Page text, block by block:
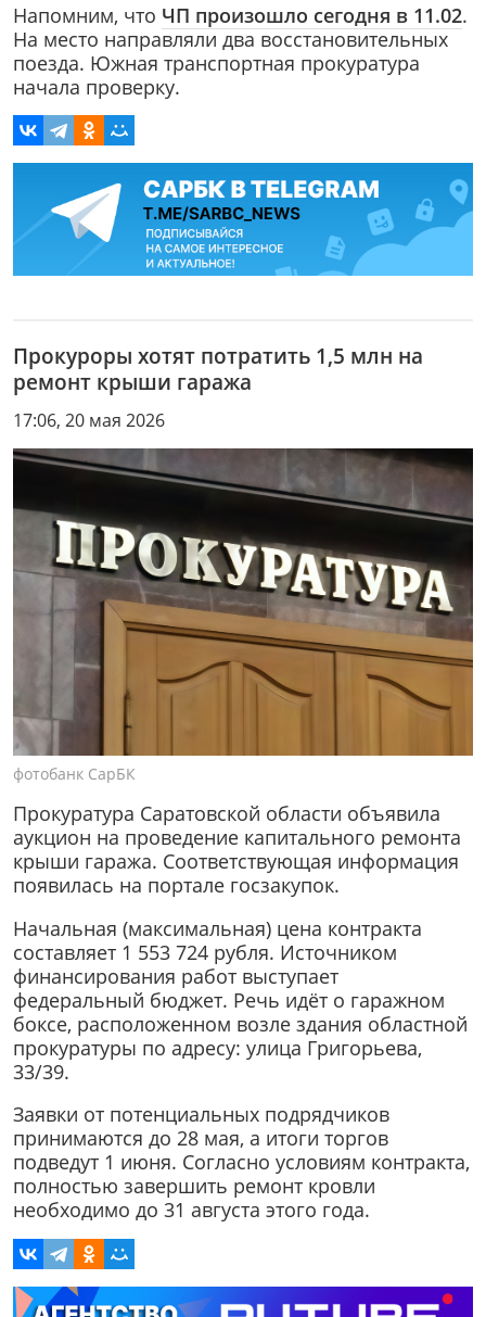
Напомним, что ЧП произошло сегодня в 11.02.
На место направляли два восстановительных
поезда. Южная транспортная прокуратура
начала проверку.
Прокуроры хотят потратить 1,5 млн на
ремонт крыши гаража
17:06, 20 мая 2026
фотобанк СарБК
Прокуратура Саратовской области объявила
аукцион на проведение капитального ремонта
крыши гаража. Соответствующая информация
появилась на портале госзакупок.
Начальная (максимальная) цена контракта
составляет 1 553 724 рубля. Источником
финансирования работ выступает
федеральный бюджет. Речь идёт о гаражном
боксе, расположенном возле здания областной
прокуратуры по адресу: улица Григорьева,
33/39.
Заявки от потенциальных подрядчиков
принимаются до 28 мая, а итоги торгов
подведут 1 июня. Согласно условиям контракта,
полностью завершить ремонт кровли
необходимо до 31 августа этого года.